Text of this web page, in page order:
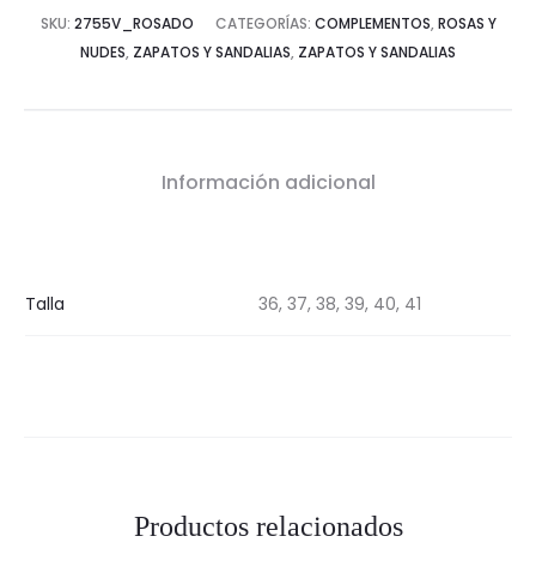
SKU: 2755V_ROSADO CATEGORÍAS: COMPLEMENTOS, ROSAS Y
NUDES, ZAPATOS Y SANDALIAS, ZAPATOS Y SANDALIAS
Información adicional
Talla 36, 37, 38, 39, 40, 41
Productos relacionados